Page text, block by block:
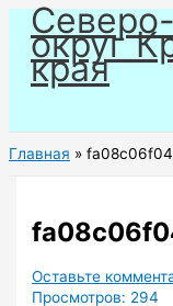
Перейти
содержимому
округ
края
Главная
Оставьте
Просмотров: 294